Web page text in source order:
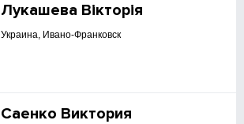
Лукашева Вікторія
Украина, Ивано-Франковск
Саенко Виктория